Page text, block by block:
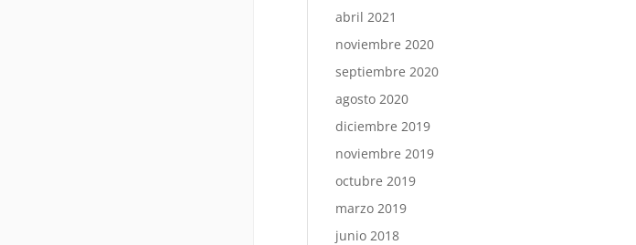
abril 2021
noviembre 2020
septiembre 2020
agosto 2020
diciembre 2019
noviembre 2019
octubre 2019
marzo 2019
junio 2018